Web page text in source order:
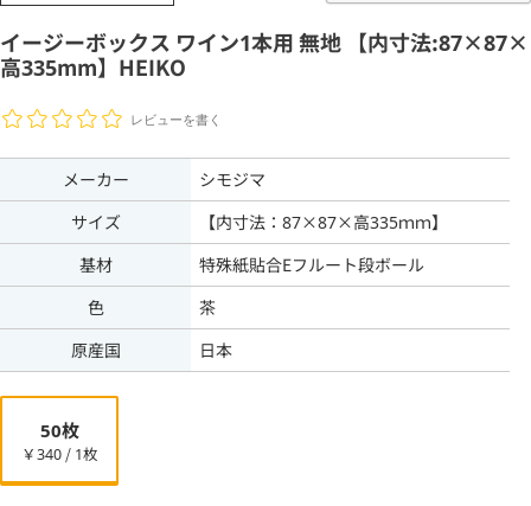
イージーボックス ワイン1本用 無地 【内寸法:87×87×
高335mm】HEIKO
レビューを書く
メーカー
シモジマ
サイズ
【内寸法：87×87×高335ｍｍ】
基材
特殊紙貼合Eフルート段ボール
色
茶
原産国
日本
50枚
￥340 / 1枚